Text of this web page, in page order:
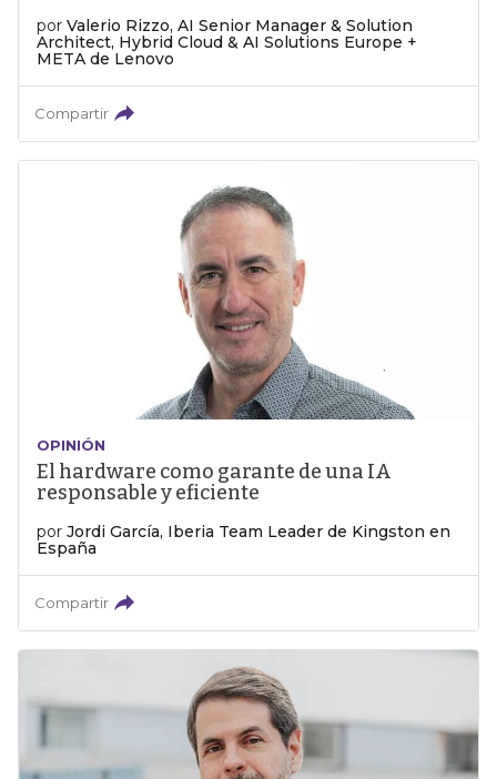
por Valerio Rizzo, AI Senior Manager & Solution
Architect, Hybrid Cloud & AI Solutions Europe +
META de Lenovo
Compartir
OPINIÓN
El hardware como garante de una IA
responsable y eficiente
por Jordi García, Iberia Team Leader de Kingston en
España
Compartir